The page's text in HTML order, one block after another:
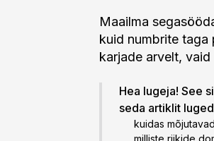
Maailma
kuid numbrite taga
karjade arvelt,
Hea lugeja! See
seda artiklit
kuidas
milliste riikide